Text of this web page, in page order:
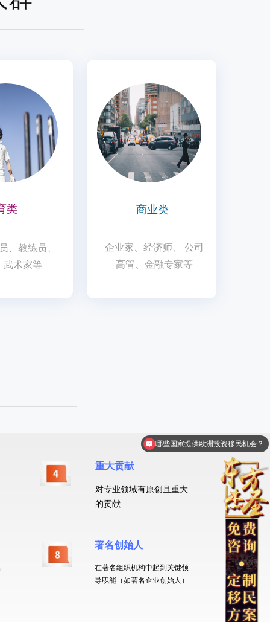
商业类
企业家、经济师、 公司
高管、金融专家等
类
、教练员、
武术家等
重大贡献
对专业领域有原创且重大
的贡献
著名创始人
在著名组织机构中起到关键领
导职能（如著名企业创始人）
美国绿卡有什么好处?